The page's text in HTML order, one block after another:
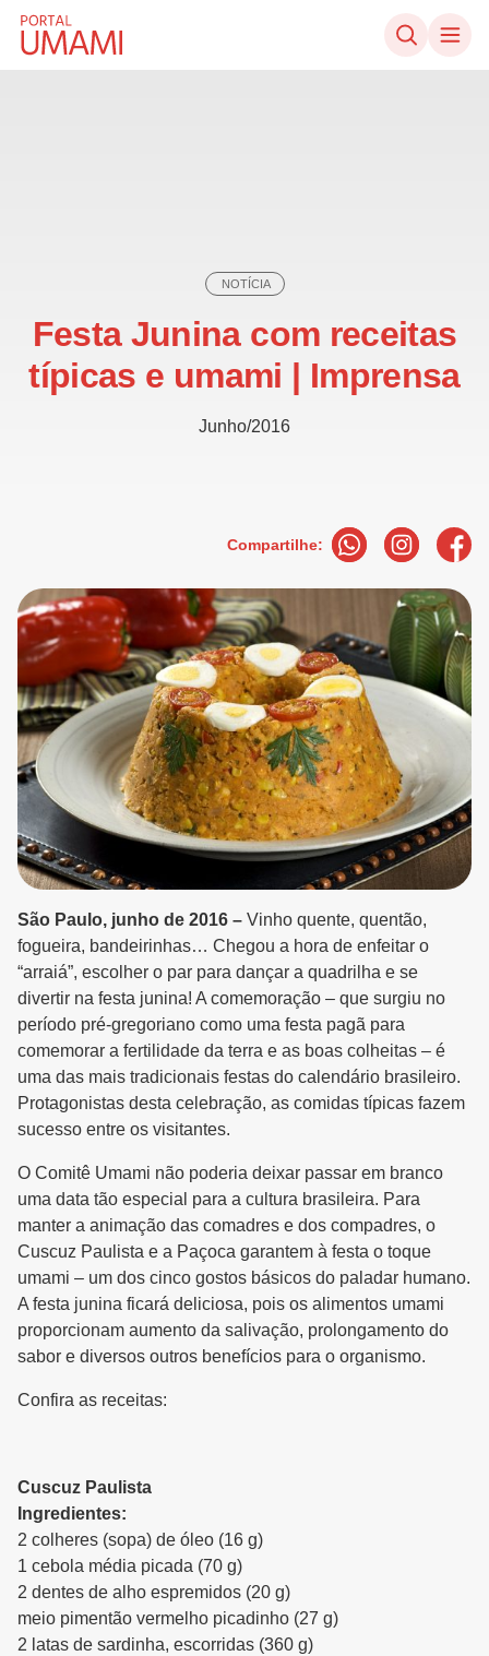
Ir direto ao conteúdo
NOTÍCIA
Festa Junina com receitas
típicas e umami | Imprensa
Junho/2016
Compartilhe:
São Paulo, junho de 2016 – Vinho quente, quentão,
fogueira, bandeirinhas… Chegou a hora de enfeitar o
“arraiá”, escolher o par para dançar a quadrilha e se
divertir na festa junina! A comemoração – que surgiu no
período pré-gregoriano como uma festa pagã para
comemorar a fertilidade da terra e as boas colheitas – é
uma das mais tradicionais festas do calendário brasileiro.
Protagonistas desta celebração, as comidas típicas fazem
sucesso entre os visitantes.
O Comitê Umami não poderia deixar passar em branco
uma data tão especial para a cultura brasileira. Para
manter a animação das comadres e dos compadres, o
Cuscuz Paulista e a Paçoca garantem à festa o toque
umami – um dos cinco gostos básicos do paladar humano.
A festa junina ficará deliciosa, pois os alimentos umami
proporcionam aumento da salivação, prolongamento do
sabor e diversos outros benefícios para o organismo.
Confira as receitas:
Cuscuz Paulista
Ingredientes:
2 colheres (sopa) de óleo (16 g)
1 cebola média picada (70 g)
2 dentes de alho espremidos (20 g)
meio pimentão vermelho picadinho (27 g)
2 latas de sardinha, escorridas (360 g)